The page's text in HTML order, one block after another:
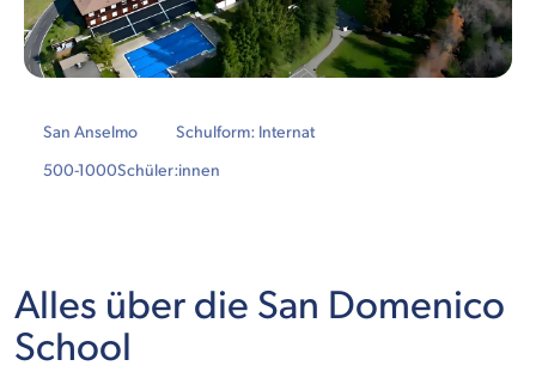
San Anselmo
Schulform: Internat
500-1000Schüler:innen
Alles über die San Domenico
School